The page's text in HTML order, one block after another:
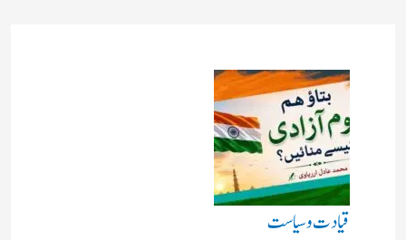
قیادت وسیاست